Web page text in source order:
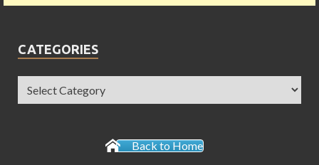
CATEGORIES
Back to Home